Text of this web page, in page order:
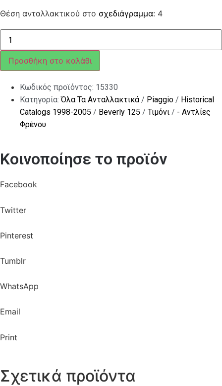
Θέση ανταλλακτικού στο σχεδιάγραμμα: 4
ΠΑΞΙΜΑΔΙ
M10
H=11
ποσότητα
Προσθήκη στο καλάθι
Κωδικός προϊόντος: 15330
Κατηγορία:Όλα Τα Ανταλλακτικά/ Piaggio / Historical
Catalogs 1998-2005 / Beverly 125 / Τιμόνι / - Αντλίες
Φρένου
Κοινοποίησε το προϊόν
Facebook
Twitter
Pinterest
Tumblr
WhatsApp
Email
Print
Σχετικά προϊόντα